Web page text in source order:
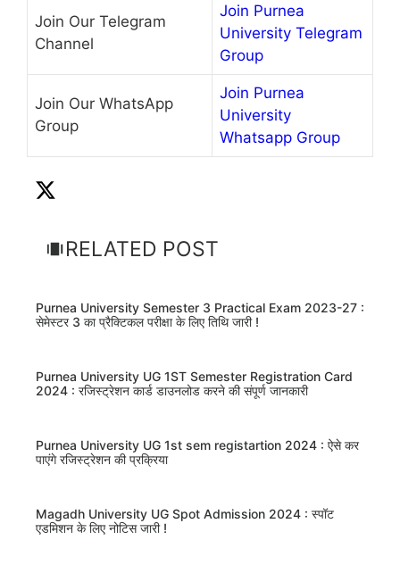
Join Our Telegram
Channel
Join Purnea
University Telegram
Group
Join Our WhatsApp
Group
Join Purnea
University
Whatsapp Group
RELATED POST
Purnea University Semester 3 Practical Exam 2023-27 :
सेमेस्टर 3 का प्रैक्टिकल परीक्षा के लिए तिथि जारी !
Purnea University UG 1ST Semester Registration Card
2024 : रजिस्ट्रेशन कार्ड डाउनलोड करने की संपूर्ण जानकारी
Purnea University UG 1st sem registartion 2024 : ऐसे कर
पाएंगे रजिस्ट्रेशन की प्रक्रिया
Magadh University UG Spot Admission 2024 : स्पॉट
एडमिशन के लिए नोटिस जारी !